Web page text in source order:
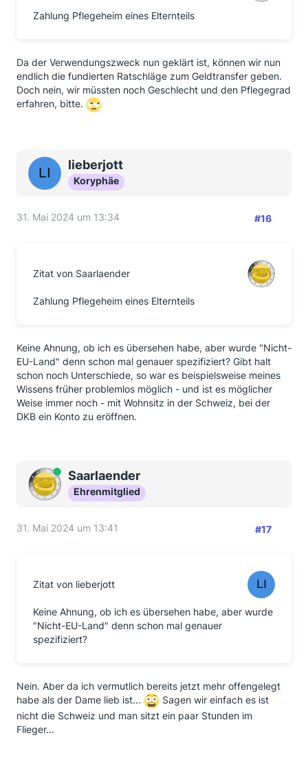
Zahlung Pflegeheim eines Elternteils
Da der Verwendungszweck nun geklärt ist, können wir nun
endlich die fundierten Ratschläge zum Geldtransfer geben.
Doch nein, wir müssten noch Geschlecht und den Pflegegrad
erfahren, bitte.
lieberjott
Koryphäe
31. Mai 2024 um 13:34 #16
Zitat von Saarlaender
Zahlung Pflegeheim eines Elternteils
Keine Ahnung, ob ich es übersehen habe, aber wurde "Nicht-
EU-Land" denn schon mal genauer spezifiziert? Gibt halt
schon noch Unterschiede, so war es beispielsweise meines
Wissens früher problemlos möglich - und ist es möglicher
Weise immer noch - mit Wohnsitz in der Schweiz, bei der
DKB ein Konto zu eröffnen.
OnlineSaarlaender
Ehrenmitglied
31. Mai 2024 um 13:41 #17
Zitat von lieberjott
Keine Ahnung, ob ich es übersehen habe, aber wurde
"Nicht-EU-Land" denn schon mal genauer
spezifiziert?
Nein. Aber da ich vermutlich bereits jetzt mehr offengelegt
habe als der Dame lieb ist...
Sagen wir einfach es ist
nicht die Schweiz und man sitzt ein paar Stunden im
Flieger...